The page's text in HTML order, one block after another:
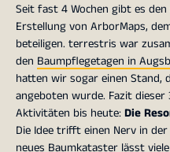
Seit fast 4 Wochen gibt es
Erstellung von ArborMaps,
beteiligen. terrestris war
den Baumpflegetagen in
hatten wir sogar einen Stand,
angeboten wurde. Fazit dieser
Aktivitäten bis heute:Die
Die Idee trifft einen Nerv in
neues Baumkataster lässt